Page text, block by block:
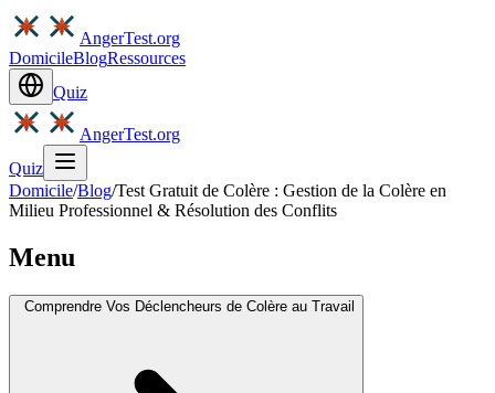
AngerTest.org
DomicileBlogRessources
Quiz
AngerTest.org
Quiz
Domicile/Blog/Test Gratuit de Colère : Gestion de la Colère en
Milieu Professionnel & Résolution des Conflits
Menu
Comprendre Vos Déclencheurs de Colère au Travail